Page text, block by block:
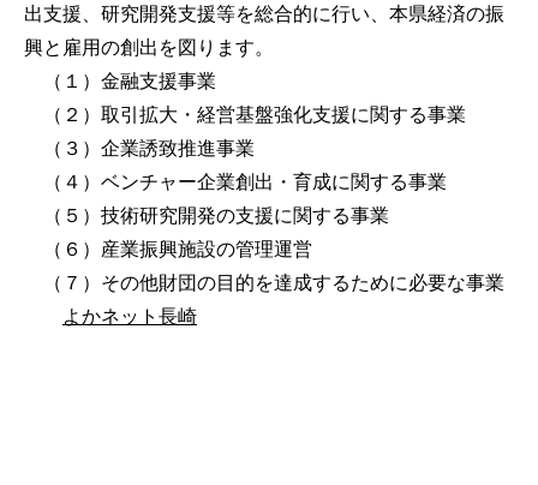
出支援、研究開発支援等を総合的に行い、本県経済の振
興と雇用の創出を図ります。
（１）金融支援事業
（２）取引拡大・経営基盤強化支援に関する事業
（３）企業誘致推進事業
（４）ベンチャー企業創出・育成に関する事業
（５）技術研究開発の支援に関する事業
（６）産業振興施設の管理運営
（７）その他財団の目的を達成するために必要な事業
よかネット長崎